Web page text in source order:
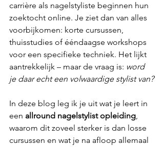
carrière als nagelstyliste beginnen hun
zoektocht online. Je ziet dan van alles
voorbijkomen: korte cursussen,
thuisstudies of ééndaagse workshops
voor een specifieke techniek. Het lijkt
aantrekkelijk – maar de vraag is: word
je daar echt een volwaardige stylist van?
In deze blog leg ik je uit wat je leert in
een allround nagelstylist opleiding,
waarom dit zoveel sterker is dan losse
cursussen en wat je na afloop allemaal